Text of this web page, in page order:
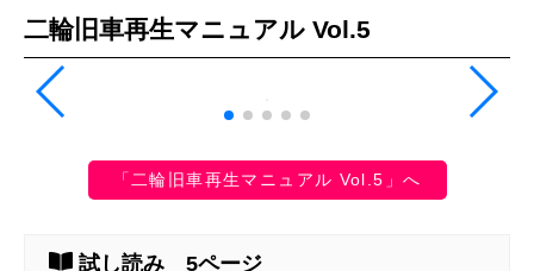
二輪旧車再生マニュアル Vol.5
「二輪旧車再生マニュアル Vol.5」へ
試し読み 5ページ